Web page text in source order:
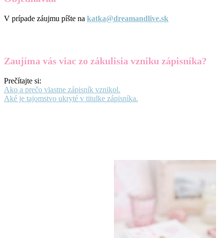
V prípade záujmu píšte na katka@dreamandlive.sk
Zaujíma vás viac zo zákulisia vzniku zápisníka?
Prečítajte si:
Ako a prečo vlastne zápisník vznikol.
Aké je tajomstvo ukryté v titulke zápisníka.